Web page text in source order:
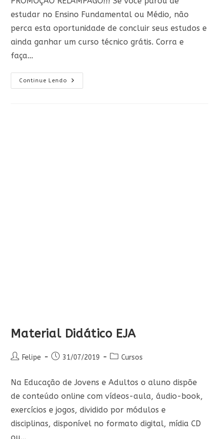
estudar no Ensino Fundamental ou Médio, não
perca esta oportunidade de concluir seus estudos e
ainda ganhar um curso técnico grátis. Corra e
faça…
Continue Lendo
Cursos
Ou
Material Didático EJA
AutorFelipe
Post31/07/2019
Categoria
Cursos
Na Educação de Jovens e Adultos o aluno dispõe
de conteúdo online com vídeos-aula, áudio-book,
exercícios e jogos, dividido por módulos e
disciplinas, disponível no formato digital, mídia CD